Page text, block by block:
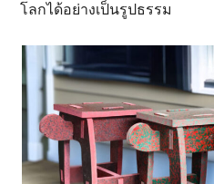
โลกได้อย่างเป็นรูปธรรม